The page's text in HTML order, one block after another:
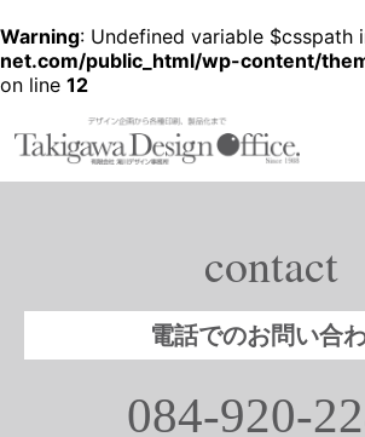
Warning: Undefined variable $csspath
net.com/public_html/wp-content/
on line 12
デザイン企画から各種印刷、製品化
contact
電話でのお問い合
084-920-